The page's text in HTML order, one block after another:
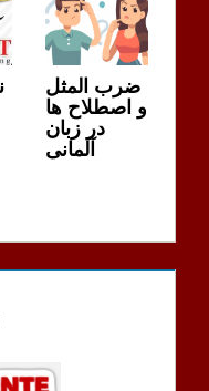
ضرب المثل
و اصطلاح ها
در زبان
آلمانی